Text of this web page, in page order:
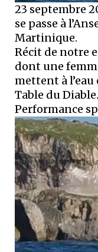
23 septembre
se passe à
Martinique.
Récit de notre
dont une
mettent à
Table du
Performance